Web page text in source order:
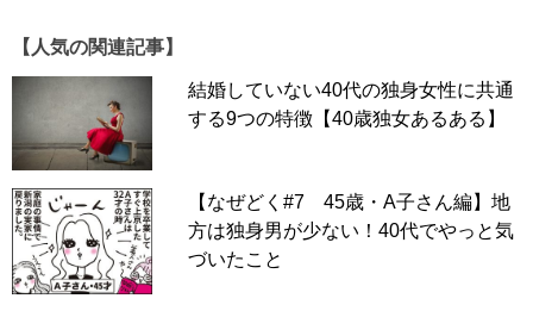
【人気の関連記事】
結婚していない40代の独身女性に共通
する9つの特徴【40歳独女あるある】
【なぜどく#7 45歳・A子さん編】地
方は独身男が少ない！40代でやっと気
づいたこと